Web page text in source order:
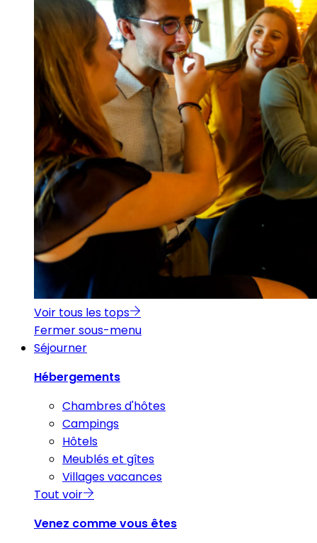
Voir tous les tops
Fermer sous-menu
Séjourner
Hébergements
Chambres d'hôtes
Campings
Hôtels
Meublés et gîtes
Villages vacances
Tout voir
Venez comme vous êtes